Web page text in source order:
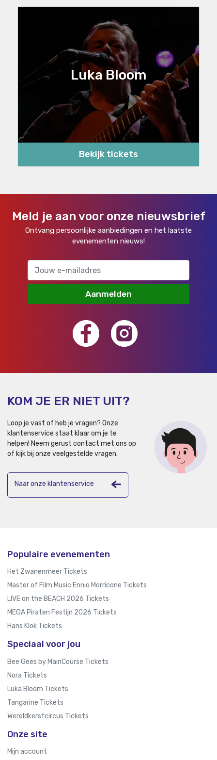
Luka Bloom
Bekijk tickets
Meld je aan voor onze nieuwsbrief
Ontvang persoonlijke aanbiedingen en het laatste
evenementen nieuws!
Aanmelden
KOM JE ER NIET UIT?
Loop je vast of heb je vragen? Onze
klantenservice staat klaar om je te
helpen! Neem gerust contact met ons op
of kijk bij onze veelgestelde vragen.
Naar onze klantenservice
Populaire evenementen
Het Zwanenmeer Tickets
Master of Film Music Ennio Morricone Tickets
LIVE on the BEACH 2026 Tickets
MEGA Piraten Festijn 2026 Tickets
Hans Klok Tickets
Speciaal voor jou
Bee Gees by MainCourse Tickets
Nora Tickets
Luka Bloom Tickets
Tangarine Tickets
Wereldkerstcircus Tickets
Onze site
Mijn account